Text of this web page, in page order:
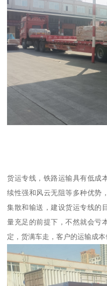
货运专线，铁路运输具有低成
续性强和风云无阻等多种优势
集散和输送，建设货运专线的
量充足的前提下，不然就会亏
定，货满车走，客户的运输成本